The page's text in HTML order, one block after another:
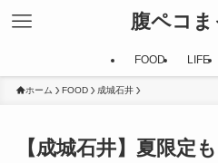
腹ペコ
FOOD LIFE
ホーム FOOD 成城石井
【成城石井】夏限定